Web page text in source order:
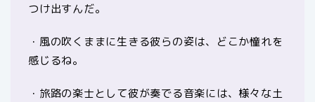
つけ出すんだ。
・風の吹くままに生きる彼らの姿は、どこか憧れを
感じるね。
・旅路の楽士として彼が奏でる音楽には、様々な土